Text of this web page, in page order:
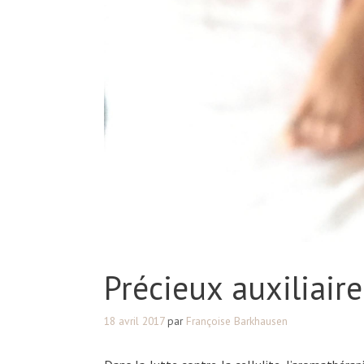
Précieux
18 avril 2017 par Françoise Barkhausen